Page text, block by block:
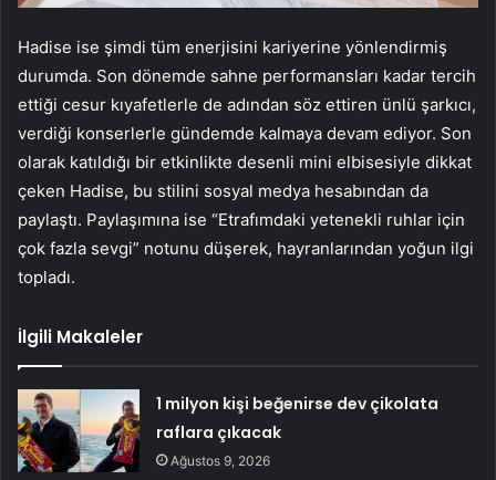
Hadise ise şimdi tüm enerjisini kariyerine yönlendirmiş
durumda. Son dönemde sahne performansları kadar tercih
ettiği cesur kıyafetlerle de adından söz ettiren ünlü şarkıcı,
verdiği konserlerle gündemde kalmaya devam ediyor. Son
olarak katıldığı bir etkinlikte desenli mini elbisesiyle dikkat
çeken Hadise, bu stilini sosyal medya hesabından da
paylaştı. Paylaşımına ise “Etrafımdaki yetenekli ruhlar için
çok fazla sevgi” notunu düşerek, hayranlarından yoğun ilgi
topladı.
İlgili Makaleler
1 milyon kişi beğenirse dev çikolata
raflara çıkacak
Ağustos 9, 2026